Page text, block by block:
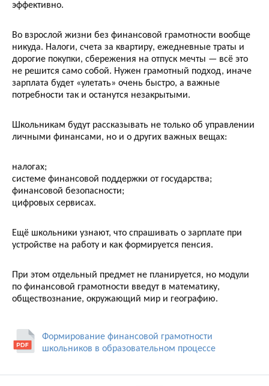
эффективно.
Во взрослой жизни без финансовой грамотности вообще
никуда. Налоги, счета за квартиру, ежедневные траты и
дорогие покупки, сбережения на отпуск мечты — всё это
не решится само собой. Нужен грамотный подход, иначе
зарплата будет «улетать» очень быстро, а важные
потребности так и останутся незакрытыми.
Школьникам будут рассказывать не только об управлении
личными финансами, но и о других важных вещах:
налогах;
системе финансовой поддержки от государства;
финансовой безопасности;
цифровых сервисах.
Ещё школьники узнают, что спрашивать о зарплате при
устройстве на работу и как формируется пенсия.
При этом отдельный предмет не планируется, но модули
по финансовой грамотности введут в математику,
обществознание, окружающий мир и географию.
Формирование финансовой грамотности
школьников в образовательном процессе